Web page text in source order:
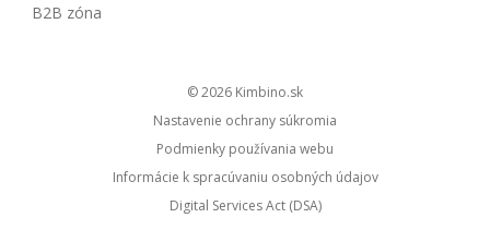
B2B zóna
© 2026
kimbino.sk
Nastavenie ochrany súkromia
Podmienky používania webu
Informácie k spracúvaniu osobných údajov
Digital Services Act (DSA)